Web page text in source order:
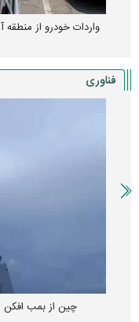
واردات خودرو از منطقه
فناوری
چین از بمب افکن H-۶N با موشک هسته‌ای رونمایی کرد